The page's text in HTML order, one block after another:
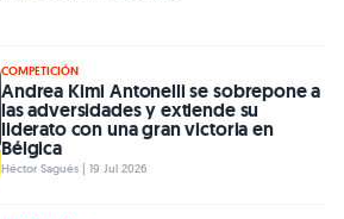
COMPETICIÓN
Andrea Kimi Antonelli se sobrepone a
las adversidades y extiende su
liderato con una gran victoria en
Bélgica
Héctor Sagués | 19 Jul 2026